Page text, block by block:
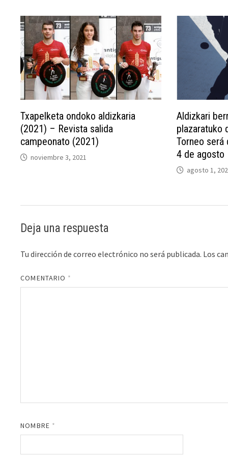
Txapelketa ondoko aldizkaria
(2021) – Revista salida
campeonato (2021)
noviembre 3, 2021
Aldizkari
plazaratuko
Torneo será
4 de agosto
agosto 1,
Deja una respuesta
Tu dirección de correo electrónico no será publicada. Los
COMENTARIO *
NOMBRE *